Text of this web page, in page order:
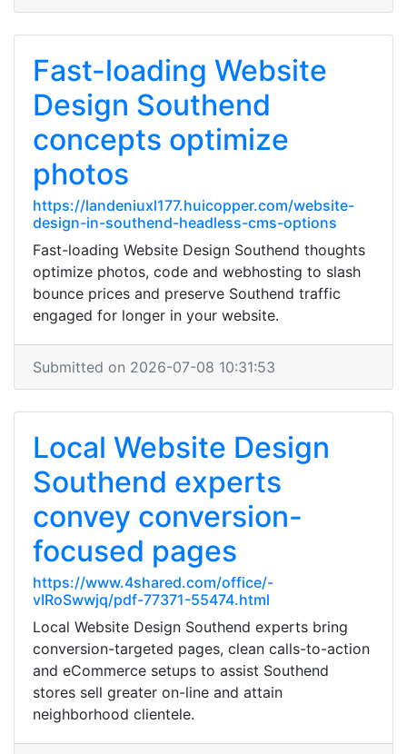
Fast-loading Website
Design Southend
concepts optimize
photos
https://landeniuxl177.huicopper.com/website-
design-in-southend-headless-cms-options
Fast-loading Website Design Southend thoughts
optimize photos, code and webhosting to slash
bounce prices and preserve Southend traffic
engaged for longer in your website.
Submitted on 2026-07-08 10:31:53
Local Website Design
Southend experts
convey conversion-
focused pages
https://www.4shared.com/office/-
vIRoSwwjq/pdf-77371-55474.html
Local Website Design Southend experts bring
conversion-targeted pages, clean calls-to-action
and eCommerce setups to assist Southend
stores sell greater on-line and attain
neighborhood clientele.